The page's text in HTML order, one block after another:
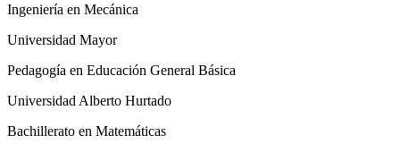
Ingeniería en Mecánica
Universidad Mayor
Pedagogía en Educación General Básica
Universidad Alberto Hurtado
Bachillerato en Matemáticas